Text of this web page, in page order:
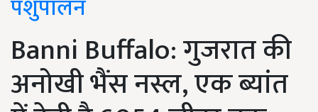
पशुपालन
Banni Buffalo: गुजरात की
अनोखी भैंस नस्ल, एक ब्यांत